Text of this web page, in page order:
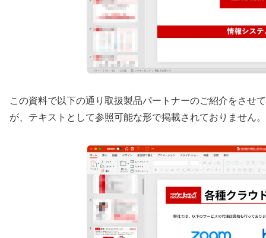
この資料で以下の通り取扱製品パートナーのご紹介をさせ
が、テキストとして参照可能な形で掲載されておりません。